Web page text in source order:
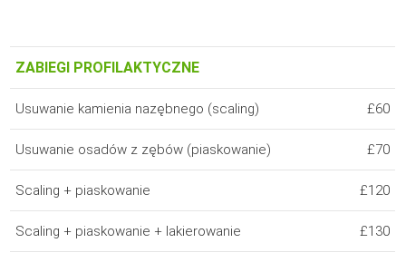
ZABIEGI PROFILAKTYCZNE
Usuwanie kamienia nazębnego (scaling) £60
Usuwanie osadów z zębów (piaskowanie) £70
Scaling + piaskowanie £120
Scaling + piaskowanie + lakierowanie £130